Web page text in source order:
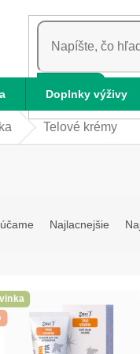
HĽADAŤ
Doplnky výživy
Telové krémy
Najlacnejšie